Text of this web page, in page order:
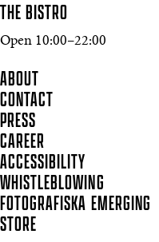
THE BISTRO
Open 10:00–22:00
ABOUT
CONTACT
PRESS
CAREER
ACCESSIBILITY
WHISTLEBLOWING
FOTOGRAFISKA EMERGING
STORE